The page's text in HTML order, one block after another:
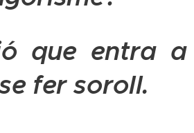
que entra a
fer soroll.